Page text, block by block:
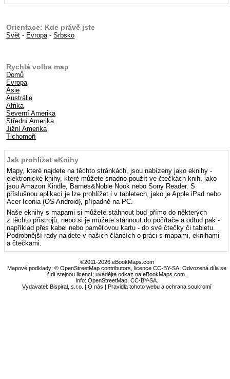
Orientace: Kde právě jste
Svět - Evropa-Srbsko
Rychlá volba map
Domů
Evropa
Asie
Austrálie
Afrika
Severní Amerika
Střední Amerika
Jižní Amerika
Tichomoří
Jak prohlížet eKnihy
Mapy, které najdete na těchto stránkách, jsou nabízeny jako eknihy -
elektronické knihy, které můžete snadno použít ve čtečkách knih, jako
jsou Amazon Kindle, Barnes&Noble Nook nebo Sony Reader. S
příslušnou aplikací je lze prohlížet i v tabletech, jako je Apple iPad nebo
Acer Iconia (OS Android), případně na PC.
Naše eknihy s mapami si můžete stáhnout buď přímo do některých
z těchto přístrojů, nebo si je můžete stáhnout do počítače a odtud pak -
například přes kabel nebo paměťovou kartu - do své čtečky či tabletu.
Podrobnější rady najdete v našich článcích o práci s mapami, eknihami
a čtečkami.
©2011-2026 eBookMaps.com
Mapové podklady: © OpenStreetMap contributors, licence CC-BY-SA. Odvozená díla se
řídí stejnou licencí; uvádějte odkaz na eBookMaps.com.
Info:OpenStreetMap ,CC-BY-SA
Vydavatel: Bispiral, s.r.o. |O nás |Pravidla tohoto webu a ochrana soukromí